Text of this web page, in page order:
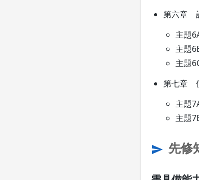
第六章
主題
主題
主題
第七章
主題
主題
send 先修